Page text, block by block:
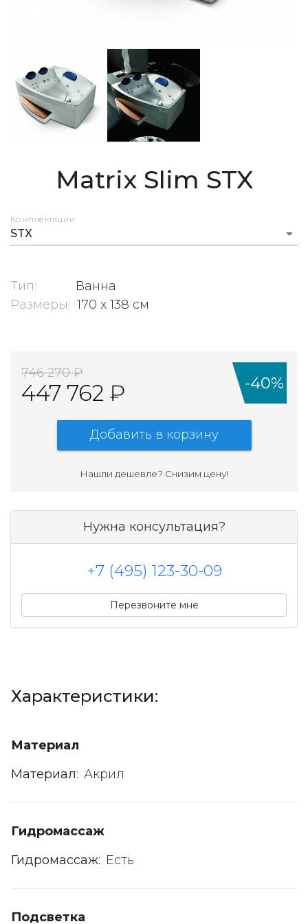
Matrix Slim STX
Комплектации
STX arrow_drop_down
Тип:
Ванна
Размеры: 170 x 138 см
746 270 ₽
447 762 ₽ -40%
Добавить в корзину
Нашли дешевле? Cнизим цену!
Нужна консультация?
+7 (495) 123-30-09
Перезвоните мне
Характеристики:
Материал
Материал: Акрил
Гидромассаж
Гидромассаж: Есть
Подсветка